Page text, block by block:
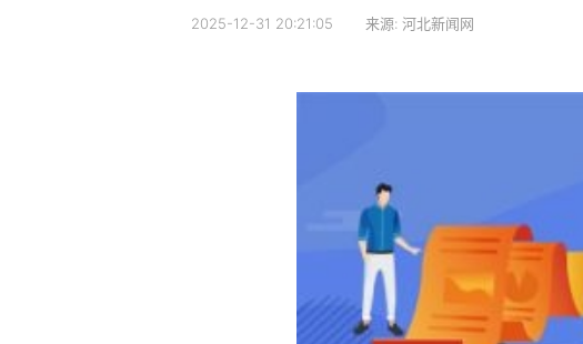
2025-12-31 20:21:05 来源: 河北新闻网